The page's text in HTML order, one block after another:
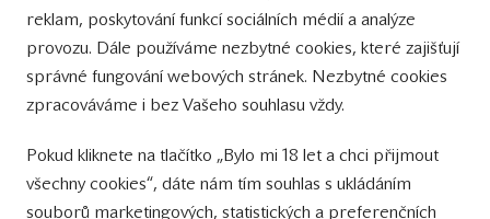
tipy na Facebooku
Sledujte nás
na Instagramu
Sledujte náš
YouTube kanál
reklam, poskytování funkcí sociálních médií a analýze
provozu. Dále používáme nezbytné cookies, které zajišťují
správné fungování webových stránek. Nezbytné cookies
zpracováváme i bez Vašeho souhlasu vždy.
Pokud kliknete na tlačítko „Bylo mi 18 let a chci přijmout
všechny cookies“, dáte nám tím souhlas s ukládáním
souborů marketingových, statistických a preferenčních